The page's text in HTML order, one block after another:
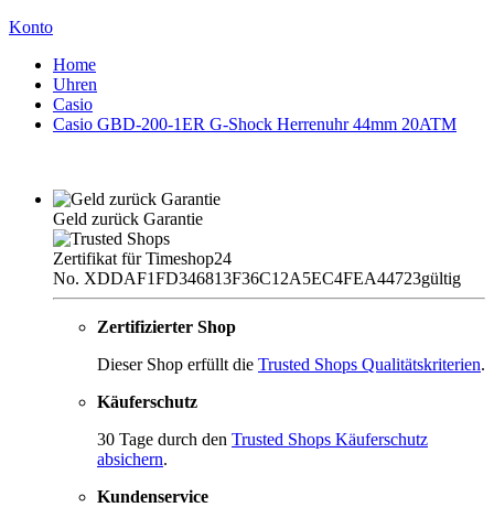
Konto
Home
Uhren
Casio
Casio GBD-200-1ER G-Shock Herrenuhr 44mm 20ATM
Geld zurück Garantie
Zertifikat für Timeshop24
No. XDDAF1FD346813F36C12A5EC4FEA44723gültig
Zertifizierter Shop
Dieser Shop erfüllt die Trusted Shops Qualitätskriterien.
Käuferschutz
30 Tage durch den Trusted Shops Käuferschutz
absichern.
Kundenservice